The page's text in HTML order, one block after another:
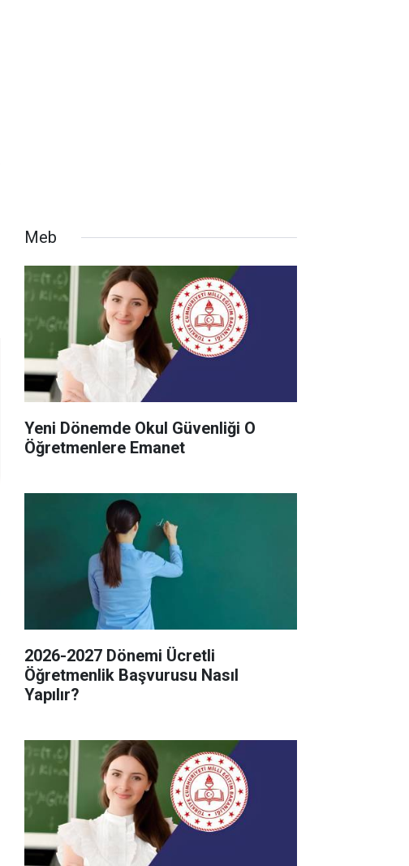
Meb
Yeni Dönemde Okul Güvenliği O
Öğretmenlere Emanet
2026-2027 Dönemi Ücretli
Öğretmenlik Başvurusu Nasıl
Yapılır?